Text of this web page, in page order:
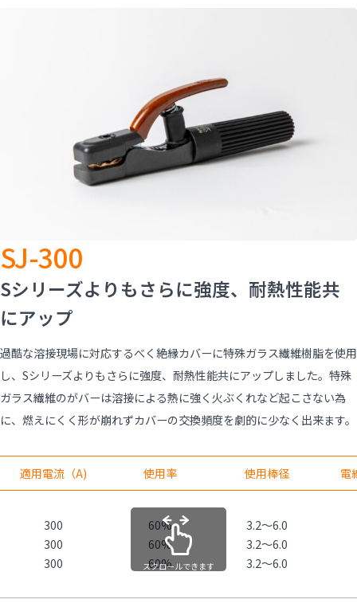
SJ-300
Sシリーズよりもさらに強度、耐熱性能共
にアップ
過酷な溶接現場に対応するべく絶縁カバーに特殊ガラス繊維樹脂を使用
し、Sシリーズよりもさらに強度、耐熱性能共にアップしました。特殊
ガラス繊維のがバーは溶接による熱に強く火ぶくれなど起こさない為
に、燃えにくく形が崩れずカバーの交換頻度を劇的に少なく出来ます。
適用電流（A) 使用率 使用棒径 電
300
300
300
60%
60%
60%
3.2～6.0
3.2～6.0
3.2～6.0
スクロールできます